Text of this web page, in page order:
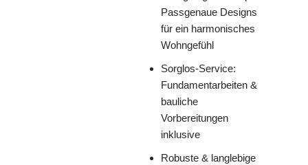
Passgenaue Designs
für ein harmonisches
Wohngefühl
Sorglos-Service:
Fundamentarbeiten &
bauliche
Vorbereitungen
inklusive
Robuste & langlebige